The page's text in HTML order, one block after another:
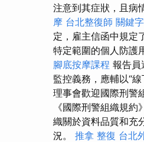
注意到其症狀，且病
摩 台北整復師 關鍵
定，雇主信函中規定
特定範圍的個人防護
腳底按摩課程 報告員
監控義務，應輔以“
理事會歡迎國際刑警
《國際刑警組織規約
織關於資料品質和充
況。 推拿 整復 台北